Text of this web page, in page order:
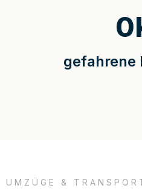
gefahrene
0
UMZÜGE &